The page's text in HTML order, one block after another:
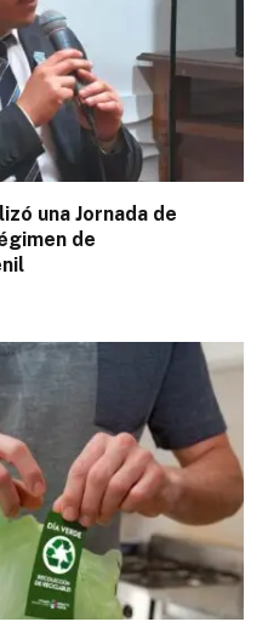
una Jornada de
de